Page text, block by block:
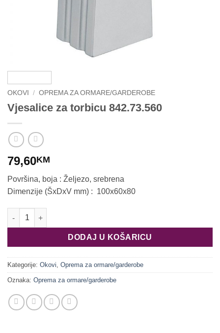
OKOVI / OPREMA ZA ORMARE/GARDEROBE
Vjesalice za torbicu 842.73.560
79,60KM
Površina, boja : Željezo, srebrena
Dimenzije (ŠxDxV mm) : 100x60x80
Vjesalice za torbicu 842.73.560 količina
DODAJ U KOŠARICU
Kategorije: Okovi, Oprema za ormare/garderobe
Oznaka: Oprema za ormare/garderobe